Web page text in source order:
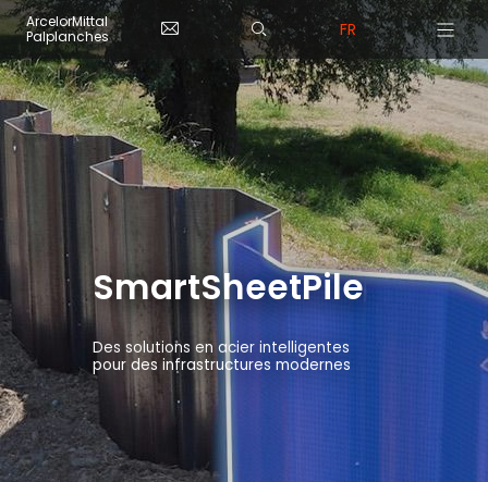
Skip to main content
ArcelorMittal
Palplanches
FR
SmartSheetPile
Des solutions en acier intelligentes
pour des infrastructures modernes
Panneau de gestion des cookies